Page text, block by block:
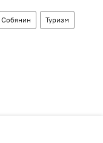
Собянин Туризм